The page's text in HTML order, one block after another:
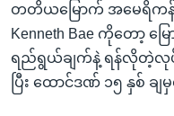
တတိယမြောက် အမေရိကန်
Kenneth Bae ကိုတော့ မ
ရည်ရွယ်ချက်နဲ့ ရန်လိုတဲ့
ပြီး ထောင်ဒဏ် ၁၅ နှစ် ခ